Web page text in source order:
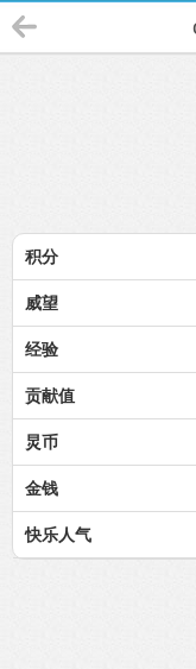
积分
威望
经验
贡献值
炅币
金钱
快乐人气